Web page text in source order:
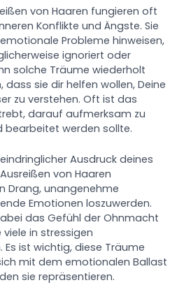
von Haaren fungieren oft
Konflikte und Ängste. Sie
Probleme hinweisen,
ignoriert oder
solche Träume wiederholt
dass sie dir helfen wollen, Deine
zu verstehen. Oft ist das
darauf aufmerksam zu
bearbeitet werden sollte.
Ausdruck deines
von Haaren
Drang, unangenehme
Emotionen loszuwerden.
das Gefühl der Ohnmacht
in stressigen
Es ist wichtig, diese Träume
mit dem emotionalen Ballast
sie repräsentieren.